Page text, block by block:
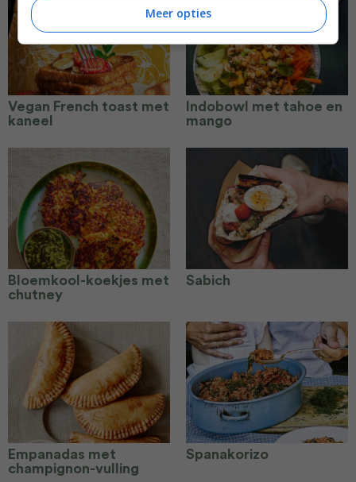
Vegan French toast met
kaneel
Indobowl met tahoe en
mango
Bloemkool-koekjes met
chutney
Sabich
Empanadas met
champignon-vulling
Spanakorizo
Meer opties